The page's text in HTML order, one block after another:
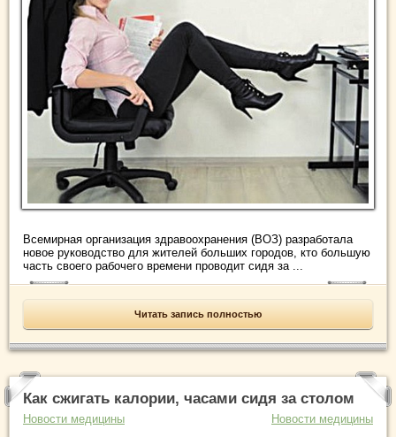
Всемирная организация здравоохранения (ВОЗ) разработала
новое руководство для жителей больших городов, кто большую
часть своего рабочего времени проводит сидя за ...
Читать запись полностью
Как сжигать калории, часами сидя за столом
Новости медицины Новости медицины